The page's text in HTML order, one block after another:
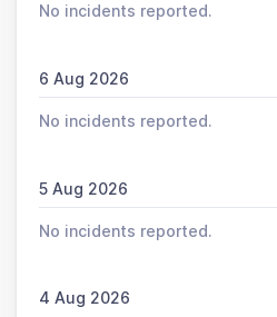
No incidents reported.
6 Aug 2026
No incidents reported.
5 Aug 2026
No incidents reported.
4 Aug 2026